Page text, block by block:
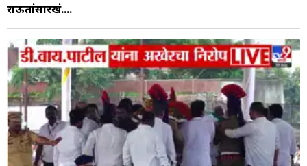
राऊतांसारखं....